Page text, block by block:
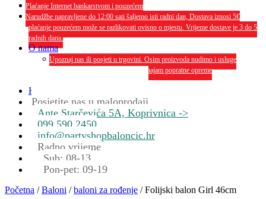
Plaćanje Internet bankarstvom i pouzećem
Narudžbe napravljene do 12:00 sati šaljemo isti radni dan, Dostava iznosi 5€
plaćanje pouzećem može se razlikovati ovisno o mjestu. Vrijeme dostave je 3 do 5
radnih dana.
O nama
Upoznaj nas ili posjeti u trgovini. Osim proizvoda nudimo i usluge
dekoriranja interijera i eksterija te najam popratne opreme
Kontakt
Posjetite nas u maloprodaji
Ante Starčevića 5A, Koprivnica ->
099 590 2450
info@partyshopbaloncic.hr
Radno vrijeme
Sub: 08-13
Pon-pet: 09-19
Početna /Baloni /baloni za rođenje / Folijski balon Girl 46cm